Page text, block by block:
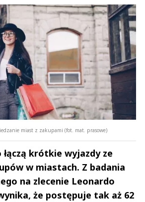
miast z zakupami (fot. mat. prasowe)
łączą krótkie wyjazdy ze
w miastach. Z badania
na zlecenie Leonardo
że postępuje tak aż 62